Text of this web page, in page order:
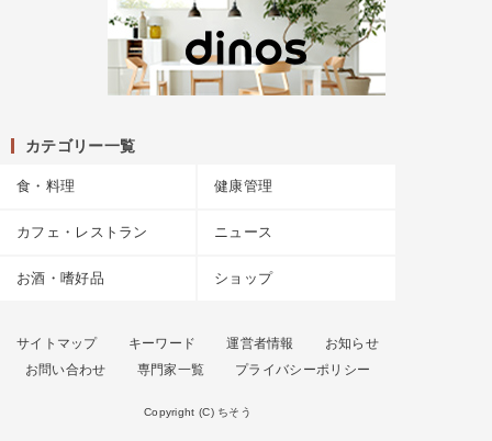
カテゴリー一覧
食・料理 健康管理
カフェ・レストラン ニュース
お酒・嗜好品 ショップ
サイトマップ キーワード 運営者情報
お知らせ
お問い合わせ
専門家一覧 プライバシーポリシー
Copyright (C) ちそう